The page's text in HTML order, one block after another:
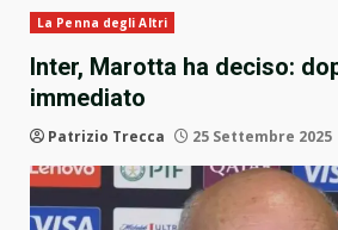
La Penna degli Altri
Inter, Marotta ha deciso:
immediato
Patrizio Trecca 25 Settembre 2025